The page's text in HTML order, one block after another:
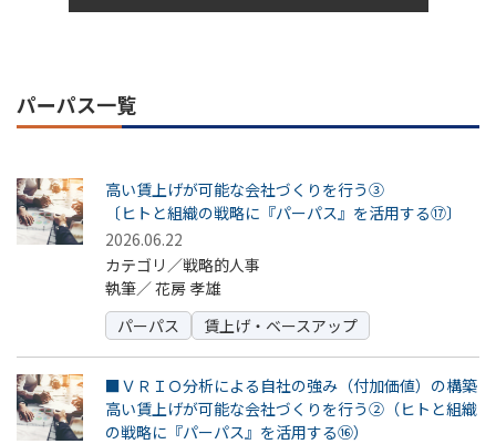
パーパス一覧
高い賃上げが可能な会社づくりを行う③
〔ヒトと組織の戦略に『パーパス』を活用する⑰〕
2026.06.22
カテゴリ／戦略的人事
執筆／花房 孝雄
パーパス
賃上げ・ベースアップ
■ＶＲＩＯ分析による自社の強み（付加価値）の構築
高い賃上げが可能な会社づくりを行う②（ヒトと組織
の戦略に『パーパス』を活用する⑯）